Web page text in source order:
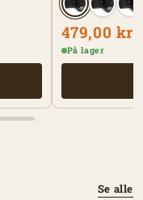
479,00 kr
På lager
Se alle